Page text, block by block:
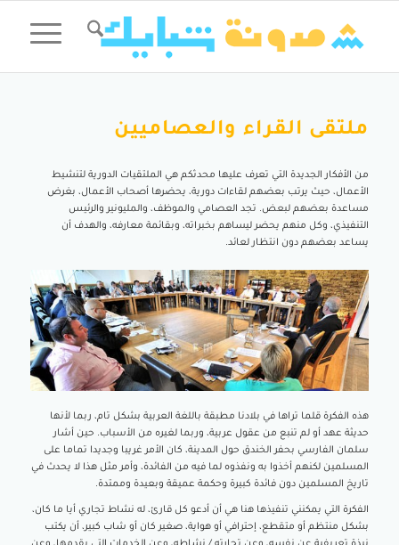
ملتقى القراء والعصاميين
من الأفكار الجديدة التي تعرف عليها محدثكم هي الملتقيات الدورية لتنشيط
الأعمال، حيث يرتب بعضهم لقاءات دورية، يحضرها أصحاب الأعمال، بغرض
مساعدة بعضهم لبعض. تجد العصامي والموظف، والمليونير والرئيس
التنفيذي، وكل منهم يحضر ليساهم بخبراته، وبقائمة معارفه، والهدف أن
يساعد بعضهم دون انتظار لعائد.
هذه الفكرة قلما تراها في بلادنا مطبقة باللغة العربية بشكل تام، ربما لأنها
حديثة عهد أو لم تنبع من عقول عربية، وربما لغيره من الأسباب. حين أشار
سلمان الفارسي بحفر الخندق حول المدينة، كان الأمر غريبا وجديدا تماما على
المسلمين لكنهم أخذوا به ونفذوه لما فيه من الفائدة، وأمر مثل هذا لا يحدث في
تاريخ المسلمين دون فائدة كبيرة وحكمة عميقة وبعيدة وممتدة.
الفكرة التي يمكنني تنفيذها هنا هي أن أدعو كل قارئ، له نشاط تجاري أيا ما كان،
بشكل منتظم أو متقطع، إحترافي أو هواية، صغير كان أو شاب كبير، أن يكتب